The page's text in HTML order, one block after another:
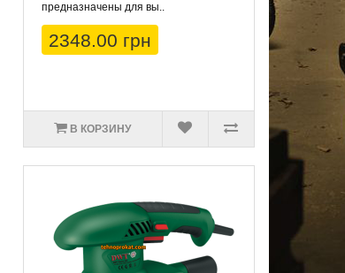
предназначены для вы..
2348.00 грн
В КОРЗИНУ